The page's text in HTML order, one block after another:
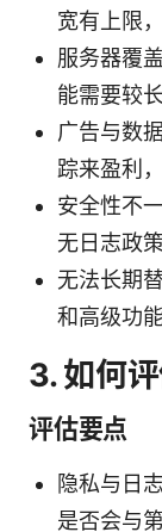
宽有上限
服务器覆
能需要较
广告与数
踪来盈利
安全性不
无日志政
无法长期
和高级功
3. 如何
评估要点
隐私与日
是否会与